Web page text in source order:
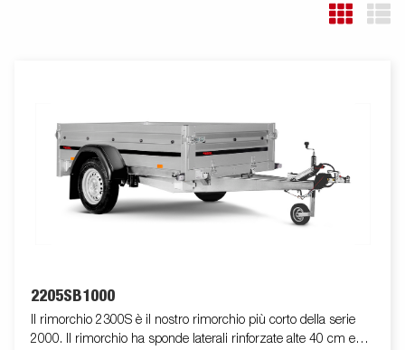
2205SB1000
Il rimorchio 2300S è il nostro rimorchio più corto della serie
2000. Il rimorchio ha sponde laterali rinforzate alte 40 cm e